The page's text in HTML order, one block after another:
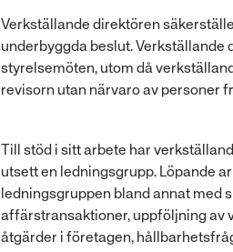
Verkställande direktören
underbyggda beslut.
styrelsemöten, utom då
revisorn utan närvaro av personer
Till stöd i sitt arbete har
utsett en ledningsgrupp. Löpande
ledningsgruppen bland annat med
affärstransaktioner, uppföljning av
åtgärder i företagen,